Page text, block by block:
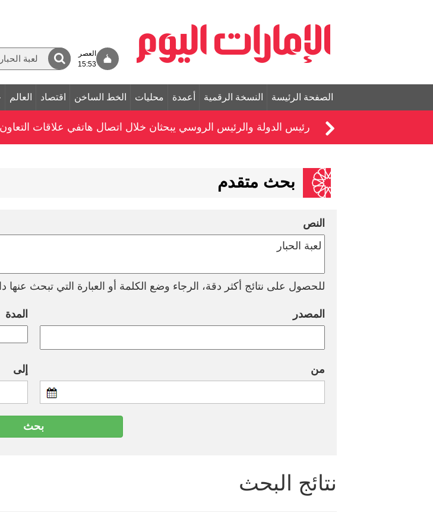
العصر
15:53
الصفحة الرئيسة النسخة الرقمية أعمدة محليات الخط الساخن اقتصاد العالم
رئيس الدولة والرئيس الروسي يبحثان خلال اتصال هاتفي علاقات التعاون
بحث متقدم
النص
للحصول على نتائج أكثر دقة، الرجاء وضع الكلمة أو العبارة التي تبحث
المصدر المدة
من إلى
نتائج البحث